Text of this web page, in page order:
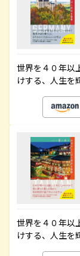
世界を４０年以
けする、人生を
世界を４０年以
けする、人生を